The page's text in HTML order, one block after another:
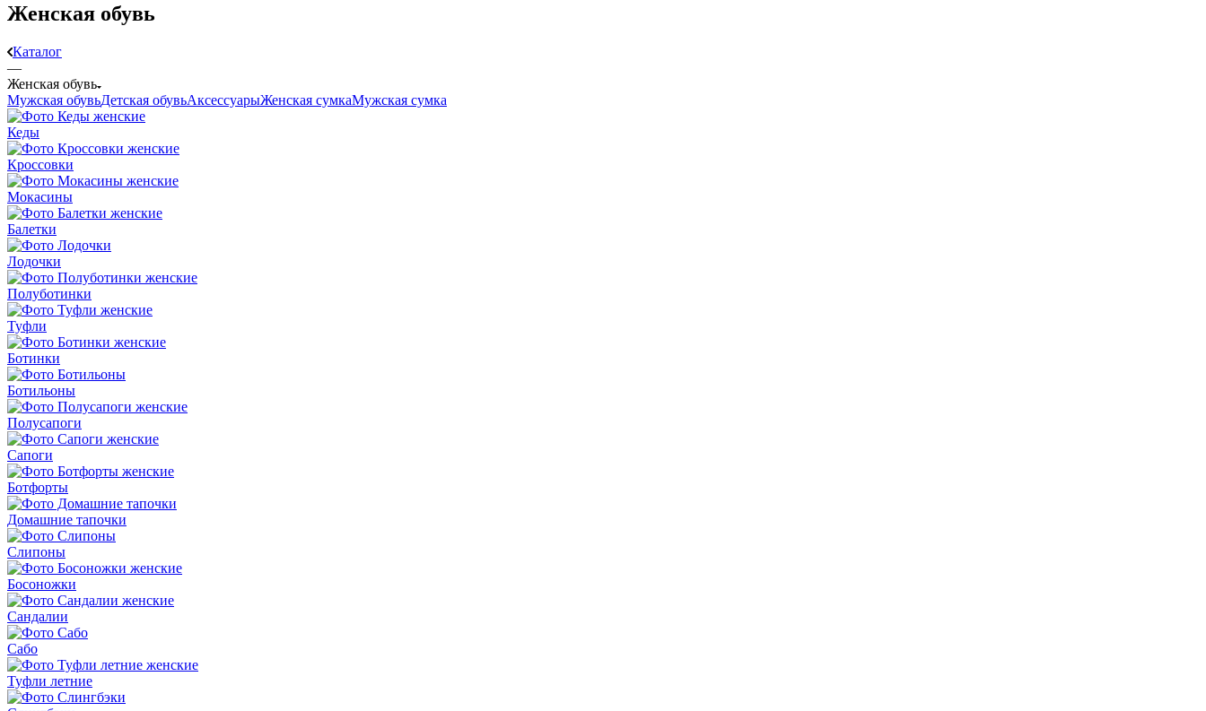
Женская обувь
Каталог
—
Женская обувь
Мужская обувьДетская обувьАксессуарыЖенская сумкаМужская сумка
Кеды
Кроссовки
Мокасины
Балетки
Лодочки
Полуботинки
Туфли
Ботинки
Ботильоны
Полусапоги
Сапоги
Ботфорты
Домашние тапочки
Слипоны
Босоножки
Сандалии
Сабо
Туфли летние